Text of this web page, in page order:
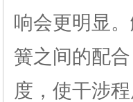
响会更明显
簧之间的配
度，使干涉